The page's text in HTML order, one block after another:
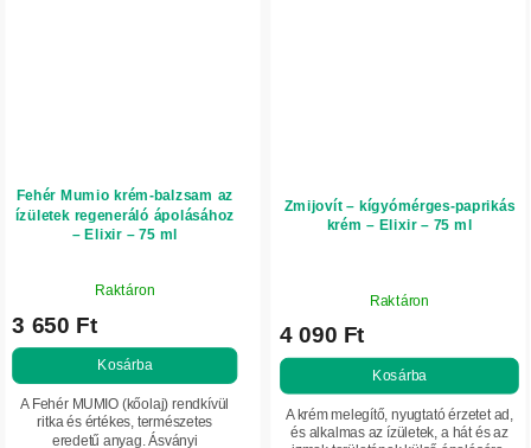
Fehér Mumio krém-balzsam az
ízületek regeneráló ápolásához
– Elixir – 75 ml
átlagos
értékelése
ből
Raktáron
3 650 Ft
Kosárba
A Fehér MUMIO (kőolaj) rendkívül
ritka és értékes, természetes
eredetű anyag. Ásványi
Zmijovít – kígyómérges-paprikás
krém – Elixir – 75 ml
átlagos
értékelése
5-
ből
5,0
Raktáron
4 090 Ft
Kosárba
A krém melegítő, nyugtató érzetet ad,
és alkalmas az ízületek, a hát és az